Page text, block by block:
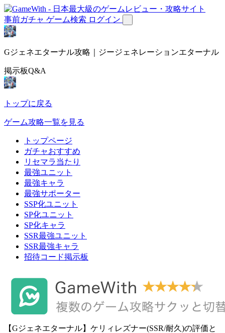
事前ガチャ ゲーム検索 ログイン
Gジェネエターナル攻略｜ジージェネレーションエターナル
掲示板Q&A
トップに戻る
ゲーム攻略一覧を見る
トップページ
ガチャおすすめ
リセマラ当たり
最強ユニット
最強キャラ
最強サポーター
SSP化ユニット
SP化ユニット
SP化キャラ
SSR最強ユニット
SSR最強キャラ
招待コード掲示板
【Gジェネエターナル】ケリィレズナー(SSR/耐久)の評価と